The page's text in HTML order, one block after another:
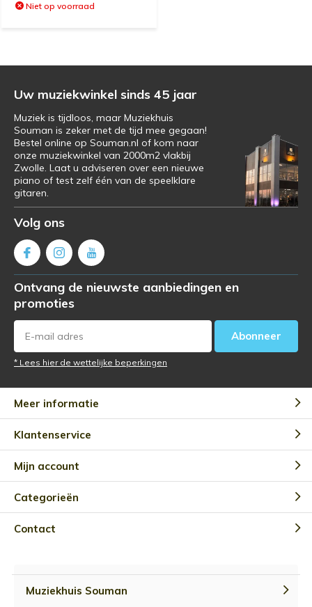
Niet op voorraad
Uw muziekwinkel sinds 45 jaar
Muziek is tijdloos, maar Muziekhuis
Souman is zeker met de tijd mee gegaan!
Bestel online op Souman.nl of kom naar
onze muziekwinkel van 2000m2 vlakbij
Zwolle. Laat u adviseren over een nieuwe
piano of test zelf één van de speelklare
gitaren.
Volg ons
Ontvang de nieuwste aanbiedingen en
promoties
Abonneer
* Lees hier de wettelijke beperkingen
Meer informatie
Klantenservice
Mijn account
Categorieën
Contact
Muziekhuis Souman